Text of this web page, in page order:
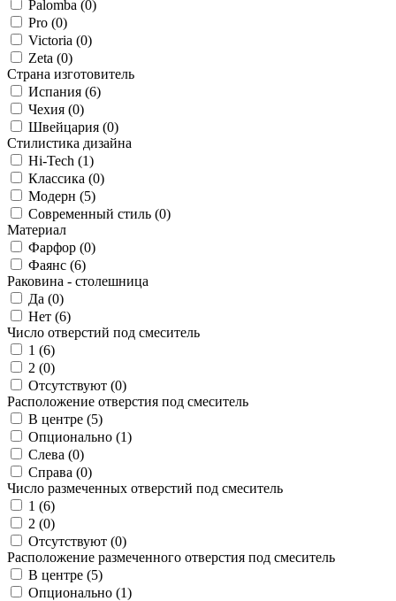
Palomba (0)
Pro (0)
Victoria (0)
Zeta (0)
Страна изготовитель
Испания (6)
Чехия (0)
Швейцария (0)
Стилистика дизайна
Hi-Tech (1)
Классика (0)
Модерн (5)
Современный стиль (0)
Материал
Фарфор (0)
Фаянс (6)
Раковина - столешница
Да (0)
Нет (6)
Число отверстий под смеситель
1 (6)
2 (0)
Отсутствуют (0)
Расположение отверстия под смеситель
В центре (5)
Опционально (1)
Слева (0)
Справа (0)
Число размеченных отверстий под смеситель
1 (6)
2 (0)
Отсутствуют (0)
Расположение размеченного отверстия под смеситель
В центре (5)
Опционально (1)